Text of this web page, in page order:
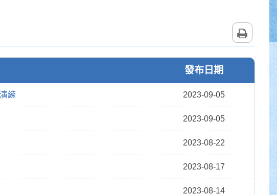
發布日期
練 2023-09-05
2023-09-05
2023-08-22
2023-08-17
2023-08-14